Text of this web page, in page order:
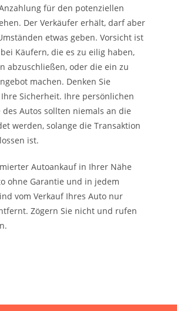
für den potenziellen
Der Verkäufer erhält, darf aber
etwas geben. Vorsicht ist
Käufern, die es zu eilig haben,
abzuschließen, oder die ein zu
machen. Denken Sie
Sicherheit. Ihre persönlichen
Autos sollten niemals an die
werden, solange die Transaktion
ist.
Autoankauf in Ihrer Nähe
ohne Garantie und in jedem
vom Verkauf Ihres Auto nur
Zögern Sie nicht und rufen